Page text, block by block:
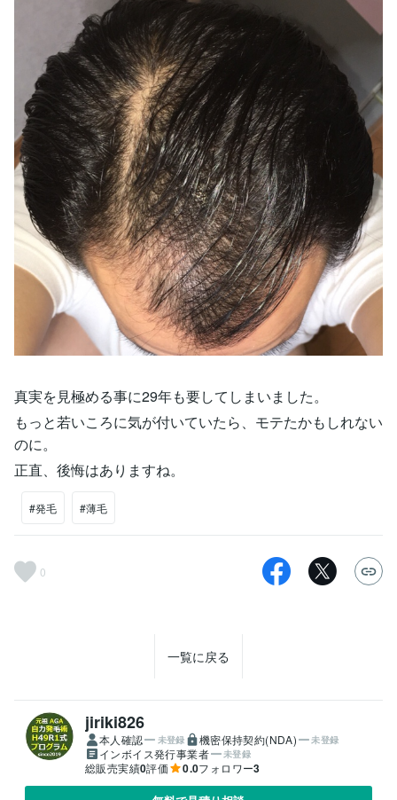
真実を見極める事に29年も要してしまいました。
もっと若いころに気が付いていたら、モテたかもしれない
のに。
正直、後悔はありますね。
#発毛 #薄毛
0
一覧に戻る
jiriki826
本人確認 未登録 機密保持契約(NDA) 未登録
インボイス発行事業者 未登録
総販売実績0評価 0.0フォロワー3